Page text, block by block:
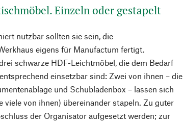
Einzeln oder gestapelt
nutzbar sollten sie sein, die
eigens für Manufactum fertigt.
schwarze HDF-Leichtmöbel, die dem Bedarf
einsetzbar sind: Zwei von ihnen – die
und Schubladenbox – lassen sich
viele von ihnen) übereinander stapeln. Zu guter
der Organisator aufgesetzt werden; zur